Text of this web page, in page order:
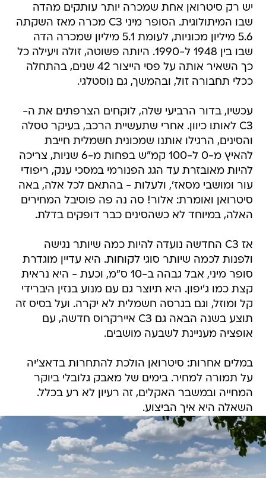
יש רק סיטרואן אחת שמכרה יותר עותקים מהדה
שבו המיתולוגית. הסופר מיני C3 מכרה מאז השקתה
5.6 מיליון מכוניות, לעומת 5.1 מיליון שמכרה הדה
שבו בין 1948 ל-1990. היותה פשוטה, זולה ויעילה כל
כך השאיר אותה על פסי הייצור 42 שנים, בהתחלה
ככלי תחבורה זול, ובהמשך, גם נוסטלגי.
עכשיו, בדור הרביעי שלה, לוקחים הצרפתים את ה-
C3 לאותו כיוון. אחרי שתעשיית הרכב, בעיקר טסלה
והסינים, הרגילו אותנו שמכונית חשמלית חייבת
להאיץ מ-0 ל-100 קמ"ש בפחות מ-6 שניות, צריכה
להיות מאובזרת עד הגג הפנורמי במסכי ענק, ריפודי
עור ומושבי מסאז', ולעלות - בהתאם לכל אלה, באה
סיטרואן ואומרת: אלור! סה נה פה פוסיבל המחירים
האלה, במיוחד לא כשהסינים כבר דופקים בדלת.
אז C3 החדשה נועדה להיות כמה שיותר נגישה
ולפנות לכמה שיותר סוגי לקוחות. היא עדיין מוגדרת
סופר מיני, אבל גבהה ב-10 ס"מ, וכעת - היא נראית
קצת כמו ג'יפון. היא תיוצר גם עם מנוע בנזין היברידי
קל ומוזל, וגם בגרסה חשמלית לא יקרה. ועל בסיס זה
תוצע בשנה הבאה גם C3 איירקרוס חדשה, עם
אופציה מעניינת לשבעה מושבים.
במלים אחרות: סיטרואן הולכת להתחרות בדאצ'יה
על תמורה למחיר. בימים של מאבק גלובלי ביוקר
המחייה ובמשבר האקלים, זה רעיון לא רע בכלל.
השאלה היא איך הביצוע.